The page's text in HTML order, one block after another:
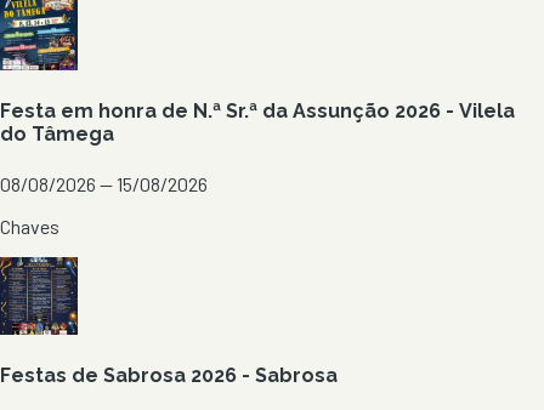
Festa em honra de N.ª Sr.ª da Assunção 2026 - Vilela
do Tâmega
08/08/2026 — 15/08/2026
Chaves
Festas de Sabrosa 2026 - Sabrosa